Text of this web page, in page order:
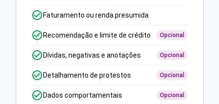
Faturamento ou renda presumida
Recomendação e limite de crédito Opcional
Dívidas, negativas e anotações Opcional
Detalhamento de protestos Opcional
Dados comportamentais Opcional